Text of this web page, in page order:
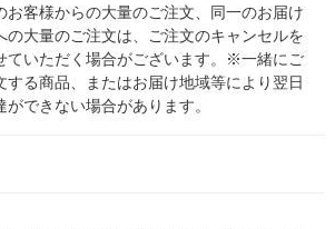
お客様からの大量のご注文、同一のお届け
の大量のご注文は、ご注文のキャンセルを
ていただく場合がございます。※一緒にご
する商品、またはお届け地域等により翌日
ができない場合があります。